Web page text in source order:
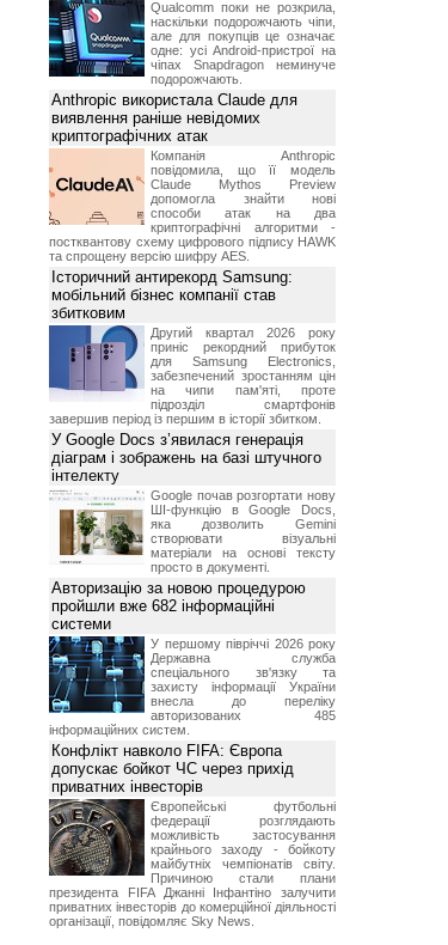
Qualcomm поки не розкрила,
наскільки подорожчають чіпи,
але для покупців це означає
одне: усі Android-пристрої на
чіпах Snapdragon неминуче
подорожчають.
Anthropic використала Claude для
виявлення раніше невідомих
криптографічних атак
Компанія Anthropic
повідомила, що її модель
Claude Mythos Preview
допомогла знайти нові
способи атак на два
криптографічні алгоритми -
постквантову схему цифрового підпису HAWK
та спрощену версію шифру AES.
Історичний антирекорд Samsung:
мобільний бізнес компанії став
збитковим
Другий квартал 2026 року
приніс рекордний прибуток
для Samsung Electronics,
забезпечений зростанням цін
на чипи пам'яті, проте
підрозділ смартфонів
завершив період із першим в історії збитком.
У Google Docs з’явилася генерація
діаграм і зображень на базі штучного
інтелекту
Google почав розгортати нову
ШІ-функцію в Google Docs,
яка дозволить Gemini
створювати візуальні
матеріали на основі тексту
просто в документі.
Авторизацію за новою процедурою
пройшли вже 682 інформаційні
системи
У першому півріччі 2026 року
Державна служба
спеціального зв'язку та
захисту інформації України
внесла до переліку
авторизованих 485
інформаційних систем.
Конфлікт навколо FIFA: Європа
допускає бойкот ЧС через прихід
приватних інвесторів
Європейські футбольні
федерації розглядають
можливість застосування
крайнього заходу - бойкоту
майбутніх чемпіонатів світу.
Причиною стали плани
президента FIFA Джанні Інфантіно залучити
приватних інвесторів до комерційної діяльності
організації, повідомляє Sky News.